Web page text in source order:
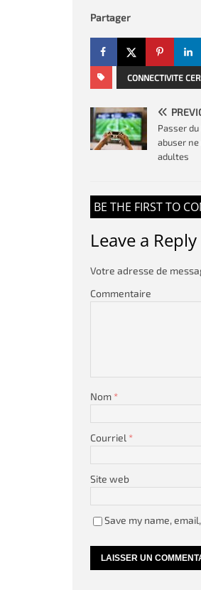
Partager
CONNECTIVITE
Passer
abuser
adultes
BE THE FIRST TO
Leave a Reply
Votre adresse de
Commentaire
Nom *
Courriel *
Site web
Save my name,